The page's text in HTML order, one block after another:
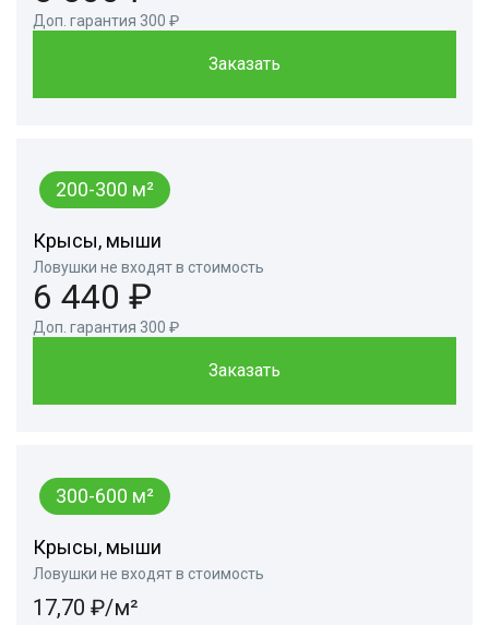
Доп. гарантия 300 ₽
Заказать
200-300 м²
Крысы, мыши
Ловушки не входят в стоимость
6 440 ₽
Доп. гарантия 300 ₽
Заказать
300-600 м²
Крысы, мыши
Ловушки не входят в стоимость
17,70 ₽/м²